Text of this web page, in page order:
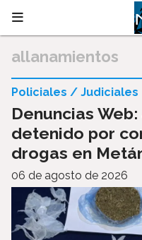
allanamientos
Denuncias
detenido por
drogas en
Policiales / Judiciales
06 de agosto de 2026